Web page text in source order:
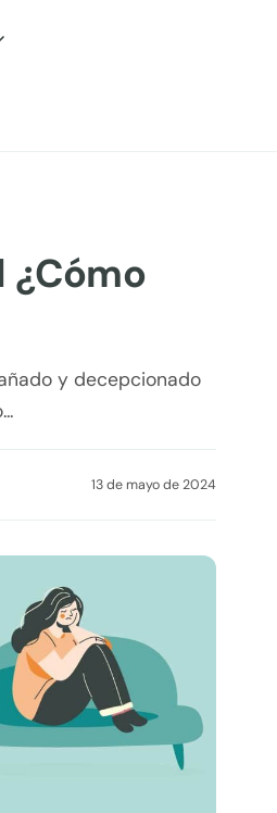
y decepcionado
13 de mayo de 2024